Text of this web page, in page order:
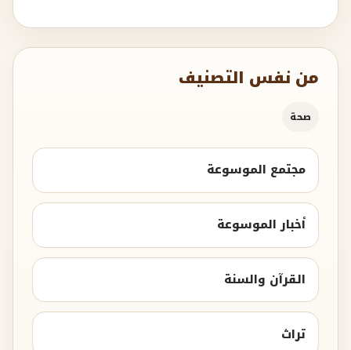
من نفس التصنيف
صحة
مجتمع الموسوعة
أخبار الموسوعة
القرآن والسنة
تراث